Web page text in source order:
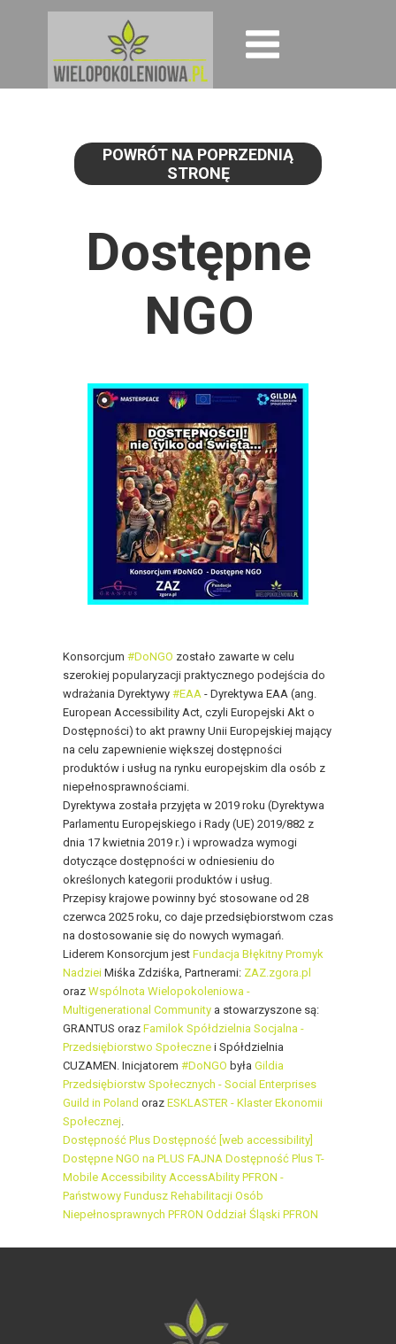
POWRÓT NA POPRZEDNIĄ
STRONĘ
Dostępne
NGO
Konsorcjum #DoNGO zostało zawarte w celu
szerokiej popularyzacji praktycznego podejścia do
wdrażania Dyrektywy #EAA - Dyrektywa EAA (ang.
European Accessibility Act, czyli Europejski Akt o
Dostępności) to akt prawny Unii Europejskiej mający
na celu zapewnienie większej dostępności
produktów i usług na rynku europejskim dla osób z
niepełnosprawnościami.
Dyrektywa została przyjęta w 2019 roku (Dyrektywa
Parlamentu Europejskiego i Rady (UE) 2019/882 z
dnia 17 kwietnia 2019 r.) i wprowadza wymogi
dotyczące dostępności w odniesieniu do
określonych kategorii produktów i usług.
Przepisy krajowe powinny być stosowane od 28
czerwca 2025 roku, co daje przedsiębiorstwom czas
na dostosowanie się do nowych wymagań.
Liderem Konsorcjum jest Fundacja Błękitny Promyk
Nadziei Miśka Zdziśka, Partnerami: ZAZ.zgora.pl
oraz Wspólnota Wielopokoleniowa -
Multigenerational Community a stowarzyszone są:
GRANTUS oraz Familok Spółdzielnia Socjalna -
Przedsiębiorstwo Społeczne i Spółdzielnia
CUZAMEN. Inicjatorem #DoNGO była Gildia
Przedsiębiorstw Społecznych - Social Enterprises
Guild in Poland oraz ESKLASTER - Klaster Ekonomii
Społecznej.
Dostępność Plus Dostępność [web accessibility]
Dostępne NGO na PLUS FAJNA Dostępność Plus T-
Mobile Accessibility AccessAbility PFRON -
Państwowy Fundusz Rehabilitacji Osób
Niepełnosprawnych PFRON Oddział Śląski PFRON